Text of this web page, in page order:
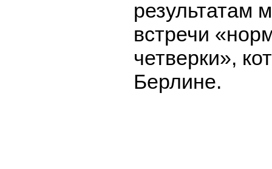
результатам
встречи
четверки»,
Берлине.